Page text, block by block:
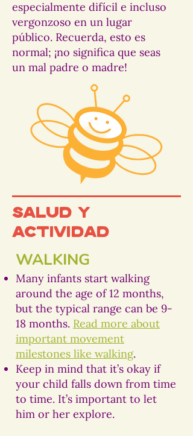
especialmente difícil e incluso
vergonzoso en un lugar
público. Recuerda, esto es
normal; ¡no significa que seas
un mal padre o madre!
Salud y
actividad
WALKING
Many infants start walking
around the age of 12 months,
but the typical range can be 9-
18 months. Read more about
important movement
milestones like walking.
Keep in mind that it’s okay if
your child falls down from time
to time. It’s important to let
him or her explore.